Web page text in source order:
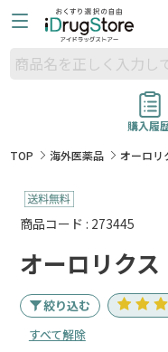
購入履
TOP
海外医薬品 オーロリ
商品コード : 273445
オーロリクス
絞り込む
すべて解除